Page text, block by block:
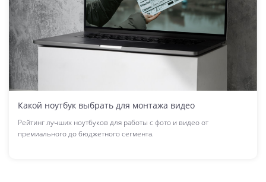
Какой ноутбук выбрать для монтажа видео
Рейтинг лучших ноутбуков для работы с фото и видео от
премиального до бюджетного сегмента.